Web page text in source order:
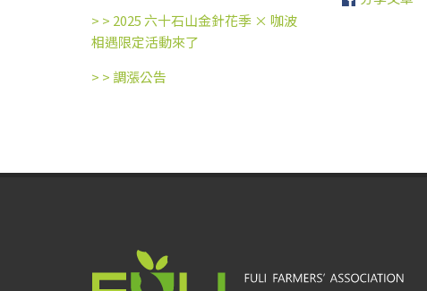
> > 2025 六十石山金針花季 × 咖波
相遇限定活動來了
> >調漲公告